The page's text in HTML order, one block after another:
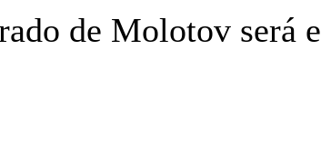
de Molotov será